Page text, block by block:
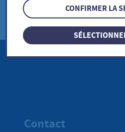
Contact
CONFIRMER LA